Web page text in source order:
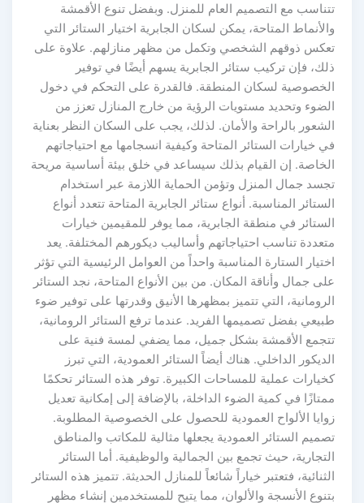
تتناسب مع التصميم العام للمنزل. وبفضل تنوع الأقمشة
والأنماط المتاحة، يمكن لسكان الجابرية اختيار الستائر التي
تعكس ذوقهم الشخصي وتكمل من مظهر منازلهم. علاوة على
ذلك، فإن تركيب ستائر الجابرية يسهم أيضًا في توفير
الخصوصية لسكان المنطقة. فالقدرة على التحكم في دخول
الضوء وتحديد مستويات الرؤية من خارج المنازل تعزز من
الشعور بالراحة والأمان. لذلك، يجب على السكان النظر بعناية
في خيارات الستائر المتاحة وكيفية انسجامها مع احتياجاتهم
الخاصة. إن القيام بذلك سيساعد في خلق بيئة أساسية مريحة
تجسد جمال المنزل وتؤمن الحماية اللازمة عبر استخدام
الستائر المناسبة. أنواع ستائر الجابرية المتاحة تتعدد أنواع
الستائر في منطقة الجابرية، مما يوفر للمقيمين خيارات
متعددة تناسب احتياجاتهم وأساليب ديكورهم المختلفة. يعد
اختيار الستارة المناسبة واحداً من العوامل الرئيسية التي تؤثر
على جمال وأناقة المكان. من بين الأنواع المتاحة، نجد الستائر
الرومانية، التي تتميز بمظهرها الأنيق وقدرتها على توفير ضوء
طبيعي بفضل تصميمها الفريد. عندما ترفع الستائر الرومانية،
تتجمع الأقمشة بشكل جميل، مما يضفي لمسة فنية على
الديكور الداخلي. هناك أيضاً الستائر العمودية، التي تبرز
كخيارات عملية للمساحات الكبيرة. توفر هذه الستائر تحكمًا
ممتازًا في كمية الضوء الداخلة، بالإضافة إلى إمكانية تعديل
زوايا الألواح العمودية للحصول على الخصوصية المطلوبة.
تصميم الستائر العمودية يجعلها مثالية للمكاتب والمناطق
التجارية، حيث تجمع بين الجمالية والوظيفية. أما الستائر
الثنائية، فتعتبر خياراً شائعاً للمنازل الحديثة. تتميز هذه الستائر
بتنوع الأنسجة والألوان، مما يتيح للمستخدمين إنشاء مظهر